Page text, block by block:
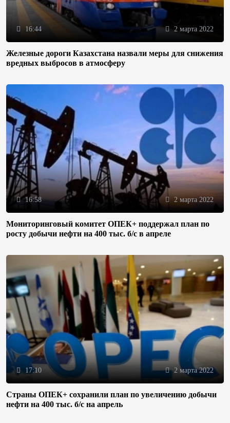
16:44 2 марта 2022
Железные дороги Казахстана назвали меры для снижения
вредных выбросов в атмосферу
16:58 2 марта 2022
Мониторинговый комитет ОПЕК+ поддержал план по
росту добычи нефти на 400 тыс. б/с в апреле
17:10 2 марта 2022
Страны ОПЕК+ сохранили план по увеличению добычи
нефти на 400 тыс. б/с на апрель